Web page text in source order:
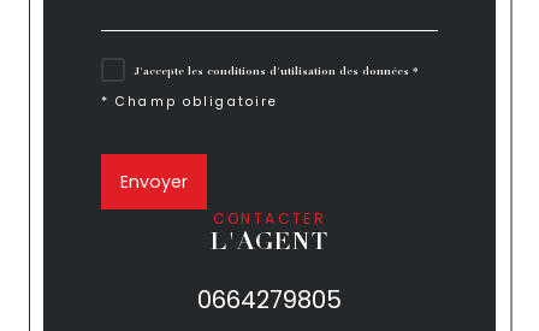
J'accepte les conditions d'utilisation des données *
* Champ obligatoire
Envoyer
CONTACTER
L'AGENT
0664279805